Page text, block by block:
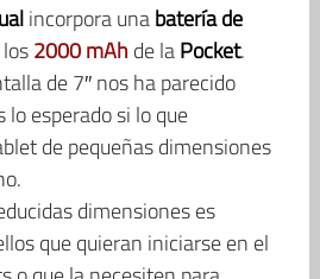
incorpora unabatería de
2000 mAh de laPocket.
de 7″ nos ha parecido
lo esperado si lo que
de pequeñas dimensiones
dimensiones es
que quieran iniciarse en el